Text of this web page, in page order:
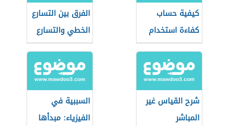
كيفية حساب
كفاءة استخدام
الماء
الفرق بين التسارع
الخطي والتسارع
الزاوي
شرح القياس غير
المباشر
السببية في
الفيزياء: مبدأها